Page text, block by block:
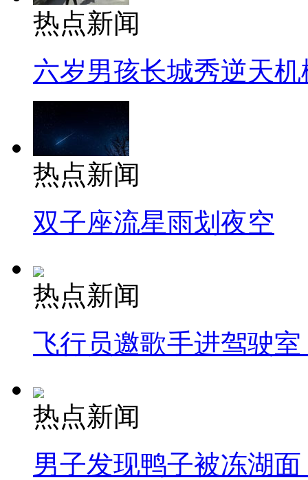
热点新闻
六岁男孩长城秀逆天机
热点新闻
双子座流星雨划夜空
热点新闻
飞行员邀歌手进驾驶
热点新闻
男子发现鸭子被冻湖